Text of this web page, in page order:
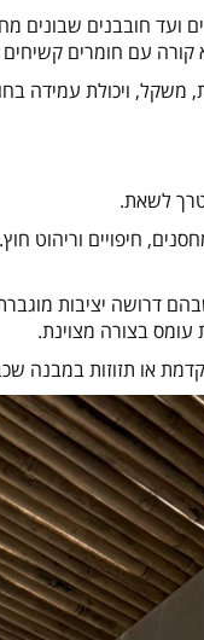
ועד חובבנים שבונים
עם חומרים קשיחים
משקל, ויכולת עמידה
לשאת.
חיפויים וריהוט
דרושה יציבות
עומס בצורה מצוינת.
או תזוזות במבנה